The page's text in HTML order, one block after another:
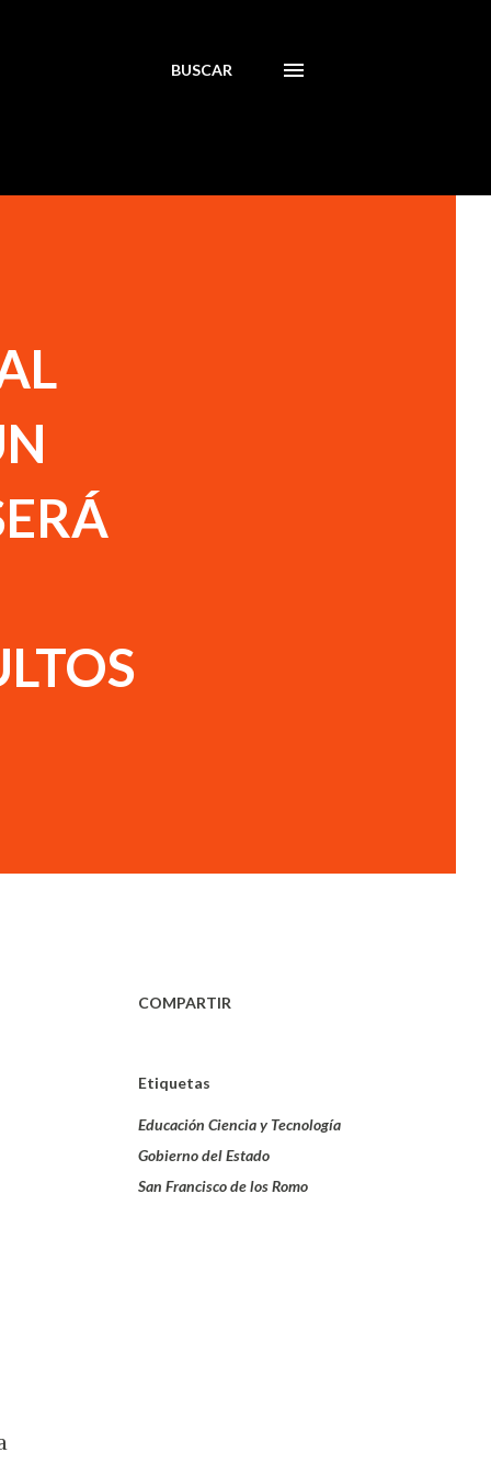
BUSCAR
COMPARTIR
Etiquetas
Educación Ciencia y Tecnología
Gobierno del Estado
San Francisco de los Romo